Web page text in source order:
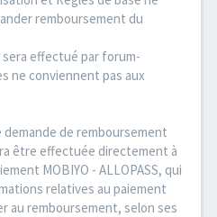
remboursement du
effectué par forum-
ne conviennent pas aux
de remboursement
être effectuée directement à
MOBIYO - ALLOPASS, qui
relatives au paiement
au remboursement, selon ses